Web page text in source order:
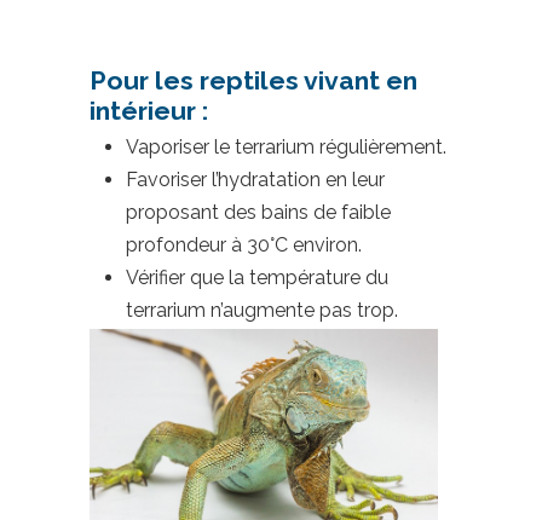
Pour les reptiles vivant en
intérieur :
Vaporiser le terrarium régulièrement.
Favoriser l’hydratation en leur
proposant des bains de faible
profondeur à 30°C environ.
Vérifier que la température du
terrarium n’augmente pas trop.